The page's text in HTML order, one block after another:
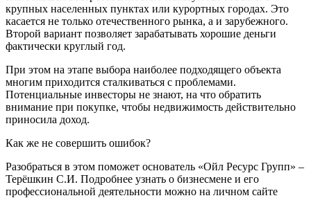
крупных населенных пунктах или курортных городах. Это
касается не только отечественного рынка, а и зарубежного.
Второй вариант позволяет зарабатывать хорошие деньги
фактически круглый год.
При этом на этапе выбора наиболее подходящего объекта
многим приходится сталкиваться с проблемами.
Потенциальные инвесторы не знают, на что обратить
внимание при покупке, чтобы недвижимость действительно
приносила доход.
Как же не совершить ошибок?
Разобраться в этом поможет основатель «Ойл Ресурс Групп» –
Терёшкин С.И. Подробнее узнать о бизнесмене и его
профессиональной деятельности можно на личном сайте